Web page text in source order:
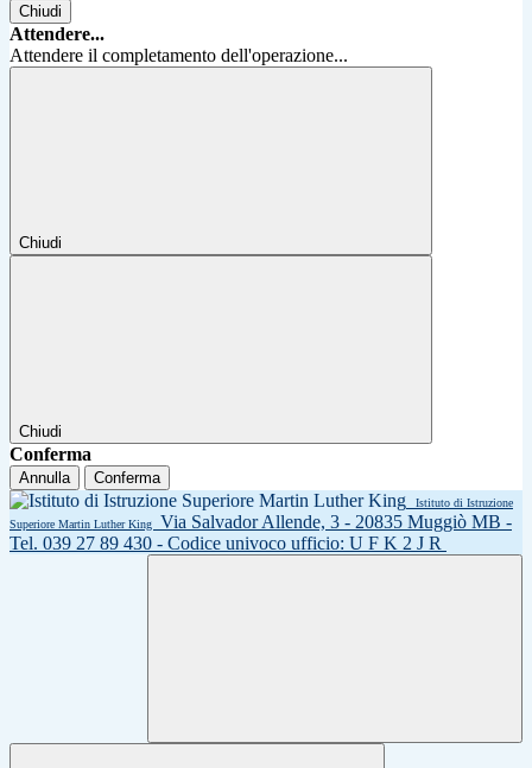
Chiudi
Attendere...
Attendere il completamento dell'operazione...
Chiudi
Chiudi
Conferma
Annulla Conferma
Istituto di Istruzione
Superiore Martin Luther King
Via Salvador Allende, 3 - 20835 Muggiò MB -
Tel. 039 27 89 430 - Codice univoco ufficio: U F K 2 J R